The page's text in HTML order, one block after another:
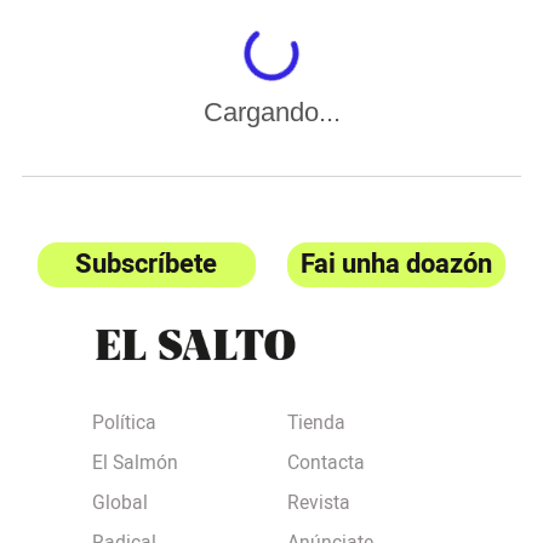
Cargando...
Subscríbete Fai unha doazón
Política
El Salmón
Global
Tienda
Contacta
Revista